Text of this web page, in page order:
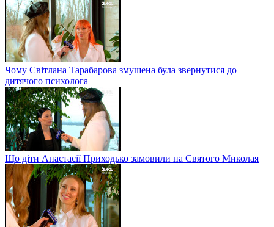
Чому Світлана Тарабарова змушена була звернутися до
дитячого психолога
Що діти Анастасії Приходько замовили на Святого Миколая